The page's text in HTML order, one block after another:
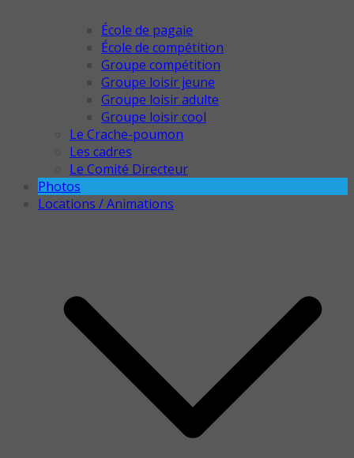
École de pagaie
École de compétition
Groupe compétition
Groupe loisir jeune
Groupe loisir adulte
Groupe loisir cool
Le Crache-poumon
Les cadres
Le Comité Directeur
Photos
Locations / Animations